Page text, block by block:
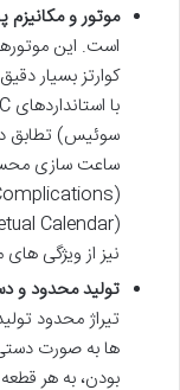
موتور و مکانیزم
است. این
کوارتز بسیار
سوئیس) تطابق
ساعت سازی
نیز از ویژگی
تولید محدود و
تیراژ محدود
ها به صورت
بودن، به هر